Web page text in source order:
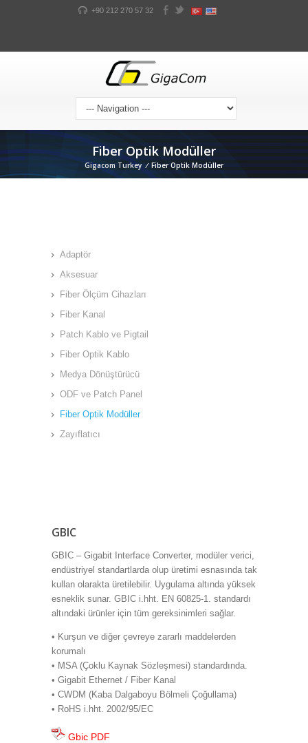
+90 212 270 57 32
Fiber Optik Modüller
Gigacom Turkey / Fiber Optik Modüller
Adaptör
Aksesuar
Fiber Ölçüm Cihazları
Fiber Kanal
Patch Kablo ve Pigtail
Fiber Optik Kablo
Medya Dönüştürücü
ODF ve Patch Panel
Fiber Optik Modüller
Zayıflatıcı
GBIC
GBIC – Gigabit Interface Converter, modüler verici,
endüstriyel standartlarda olup üretimi esnasında tak
kullan olarakta üretilebilir. Uygulama altında yüksek
esneklik sunar. GBIC i.hht. EN 60825-1. standardı
altındaki ürünler için tüm gereksinimleri sağlar.
• Kurşun ve diğer çevreye zararlı maddelerden
korumalı
• MSA (Çoklu Kaynak Sözleşmesi) standardında.
• Gigabit Ethernet / Fiber Kanal
• CWDM (Kaba Dalgaboyu Bölmeli Çoğullama)
• RoHS i.hht. 2002/95/EC
Gbic PDF